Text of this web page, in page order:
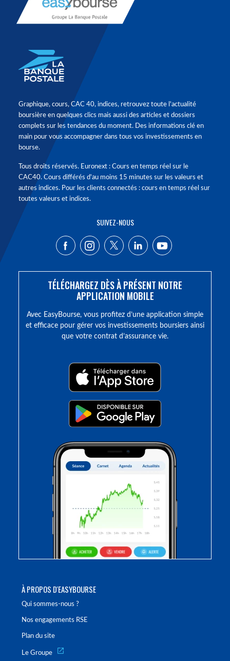
À PROPOS D'EASYBOURSE
Qui sommes-nous ?
Nos engagements RSE
Plan du site
Le Groupe
Graphique, cours, CAC 40, indices, retrouvez toute l'actualité
boursière en quelques clics mais aussi des articles et dossiers
complets sur les tendances du moment. Des informations clé en
main pour vous accompagner dans tous vos investissements en
bourse.
Tous droits réservés. Euronext : Cours en temps réel sur le
CAC40. Cours différés d'au moins 15 minutes sur les valeurs et
autres indices. Pour les clients connectés : cours en temps réel sur
toutes valeurs et indices.
SUIVEZ-NOUS
TÉLÉCHARGEZ DÈS À PRÉSENT NOTRE
APPLICATION MOBILE
Avec EasyBourse, vous profitez d’une application simple
et efficace pour gérer vos investissements boursiers ainsi
que votre contrat d’assurance vie.